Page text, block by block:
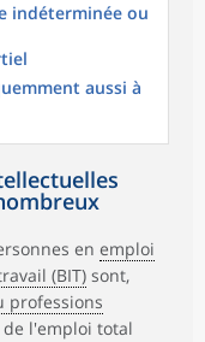
indéterminée ou
aussi à
en emploi
(BIT) sont,
professions
de l'emploi total